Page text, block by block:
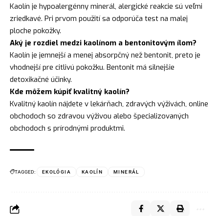
Kaolín je hypoalergénny minerál, alergické reakcie sú veľmi
zriedkavé. Pri prvom použití sa odporúča test na malej
ploche pokožky.
Aký je rozdiel medzi kaolínom a bentonitovým ílom?
Kaolín je jemnejší a menej absorpčný než bentonit, preto je
vhodnejší pre citlivú pokožku. Bentonit má silnejšie
detoxikačné účinky.
Kde môžem kúpiť kvalitný kaolín?
Kvalitný kaolín nájdete v lekárňach, zdravých výživách, online
obchodoch so zdravou výživou alebo špecializovaných
obchodoch s prírodnými produktmi.
TAGGED: EKOLÓGIA KAOLÍN MINERÁL